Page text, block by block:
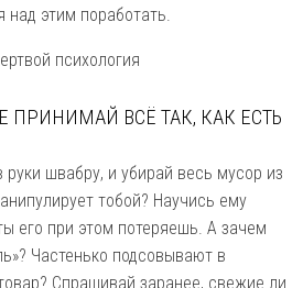
над этим поработать.
ПРИНИМАЙ ВСЁ ТАК, КАК ЕСТЬ
руки швабру, и убирай весь мусор из
тобой? Научись ему
его при этом потеряешь. А зачем
Частенько подсовывают в
Спрашивай заранее, свежие ли